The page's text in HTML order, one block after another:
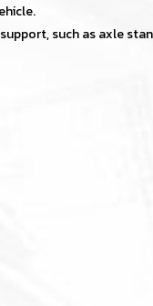
such as axle